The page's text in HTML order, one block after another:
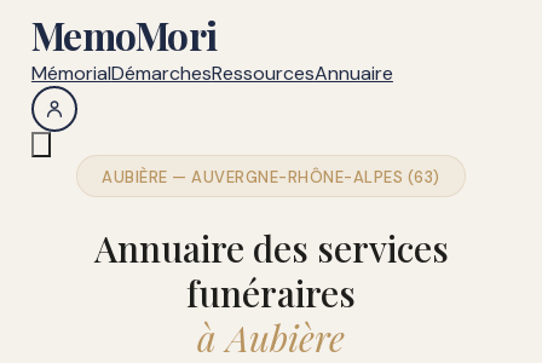
MemoMori
MémorialDémarchesRessourcesAnnuaire
AUBIÈRE — AUVERGNE-RHÔNE-ALPES (63)
Annuaire des services
funéraires
à Aubière